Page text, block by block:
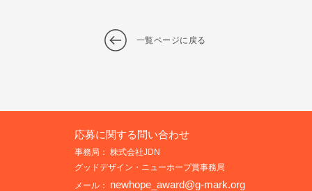
一覧ページに戻る
応募に関する問い合わせ
事務局： 株式会社JDN
グッドデザイン・ニューホープ賞事務局
メール：
newhope_award@g-mark.org